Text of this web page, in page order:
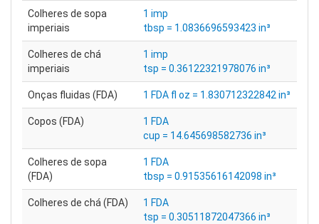
Colheres de sopa
imperiais
1 imp
tbsp = 1.0836696593423 in³
Colheres de chá
imperiais
1 imp
tsp = 0.36122321978076 in³
Onças fluidas (FDA) 1 FDA fl oz = 1.830712322842 in³
Copos (FDA)
1 FDA
cup = 14.645698582736 in³
Colheres de sopa
(FDA)
1 FDA
tbsp = 0.91535616142098 in³
Colheres de chá (FDA)
1 FDA
tsp = 0.30511872047366 in³